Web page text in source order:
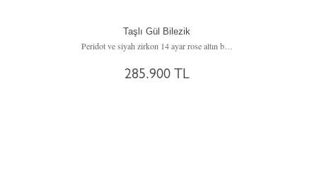
Taşlı Gül Bilezik
Peridot ve siyah zirkon 14 ayar rose altın bilezik
285.900 TL